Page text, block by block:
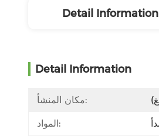
Detail Information
Detail Information
مكان المنشأ:
المواد: